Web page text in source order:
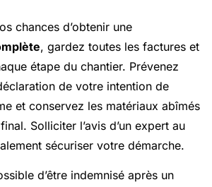
chances d’obtenir une
, gardez toutes les factures et
étape du chantier. Prévenez
de votre intention de
et conservez les matériaux abîmés
Solliciter l’avis d’un expert au
sécuriser votre démarche.
d’être indemnisé après un